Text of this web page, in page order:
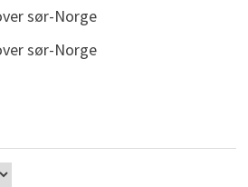
sør-Norge
sør-Norge